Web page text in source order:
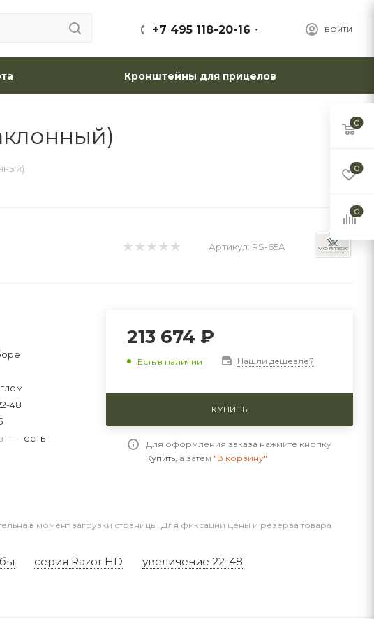
ВОЙТИ
+7 495 118-20-16
Кронштейны для прицелов
Артикул: RS-65A
48
— есть
213 674 ₽
Есть в наличии Нашли дешевле?
КУПИТЬ
Для оформления заказа нажмите кнопку
Купить, а затем "В корзину"
в момент загрузки страницы. Для фиксации цены и резерва товара
серия Razor HD увеличение 22-48
0
0
0